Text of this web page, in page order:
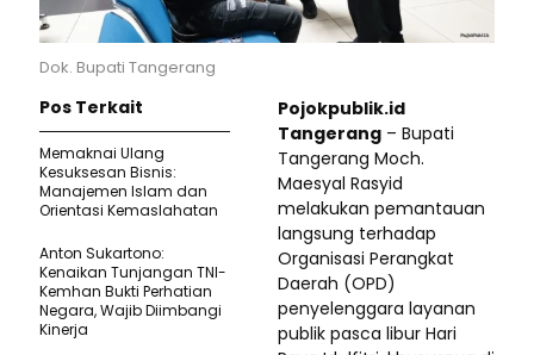
Dok. Bupati Tangerang
Pojokpublik.id
Tangerang – Bupati
Tangerang Moch.
Maesyal Rasyid
melakukan pemantauan
langsung terhadap
Organisasi Perangkat
Daerah (OPD)
penyelenggara layanan
publik pasca libur Hari
Pos Terkait
Memaknai Ulang
Kesuksesan Bisnis:
Manajemen Islam dan
Orientasi Kemaslahatan
Anton Sukartono:
Kenaikan Tunjangan TNI-
Kemhan Bukti Perhatian
Negara, Wajib Diimbangi
Kinerja